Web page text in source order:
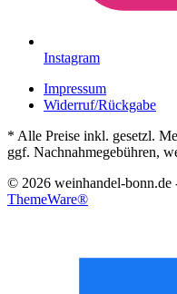
Instagram
Impressum
Widerruf/Rückgabe
* Alle Preise inkl. gesetzl.
ggf. Nachnahmegebühren,
© 2026 weinhandel-bonn.de
ThemeWare®